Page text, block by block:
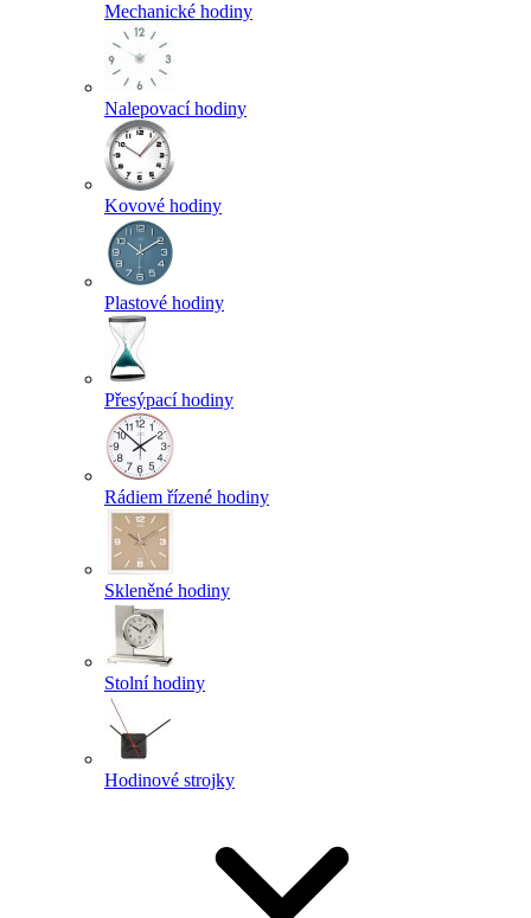
Mechanické hodiny
Nalepovací hodiny
Kovové hodiny
Plastové hodiny
Přesýpací hodiny
Rádiem řízené hodiny
Skleněné hodiny
Stolní hodiny
Hodinové strojky